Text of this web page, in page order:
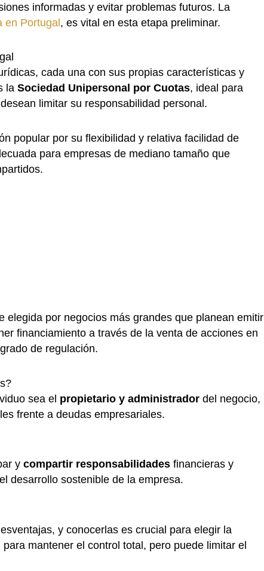
informadas y evitar problemas futuros. La
en Portugal, es vital en esta etapa preliminar.
cada una con sus propias características y
la Sociedad Unipersonal por Cuotas, ideal para
limitar su responsabilidad personal.
popular por su flexibilidad y relativa facilidad de
para empresas de mediano tamaño que
elegida por negocios más grandes que planean emitir
financiamiento a través de la venta de acciones en
de regulación.
sea el propietario y administrador del negocio,
frente a deudas empresariales.
y compartir responsabilidades financieras y
desarrollo sostenible de la empresa.
y conocerlas es crucial para elegir la
para mantener el control total, pero puede limitar el